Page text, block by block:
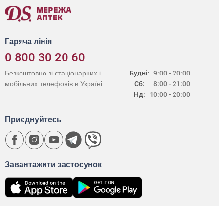
Гаряча лінія
0 800 30 20 60
Будні:
Сб:
Нд:
9:00 - 20:00
8:00 - 21:00
10:00 - 20:00
Безкоштовно зі стаціонарних і
мобільних телефонів в Україні
Завантажити застосунок
Приєднуйтесь